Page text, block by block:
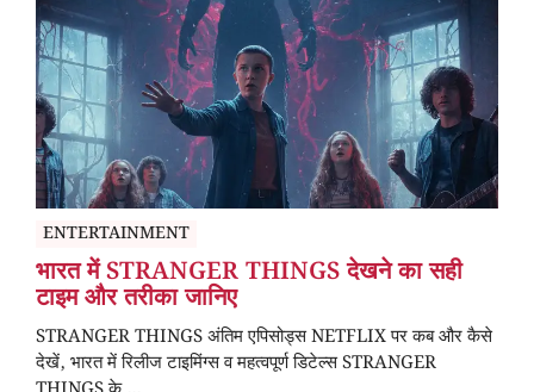
ENTERTAINMENT
भारत में STRANGER THINGS देखने का सही
टाइम और तरीका जानिए
STRANGER THINGS अंतिम एपिसोड्स NETFLIX पर कब और कैसे
देखें, भारत में रिलीज टाइमिंग्स व महत्वपूर्ण डिटेल्स STRANGER